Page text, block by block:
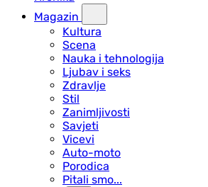
Magazin
Kultura
Scena
Nauka i tehnologija
Ljubav i seks
Zdravlje
Stil
Zanimljivosti
Savjeti
Vicevi
Auto-moto
Porodica
Pitali smo...